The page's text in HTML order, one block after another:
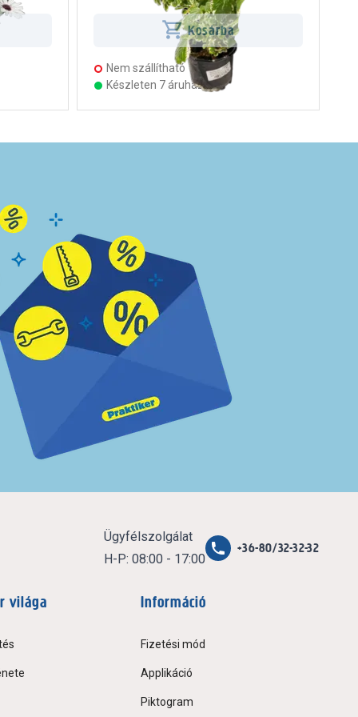
Kosárba
Nem szállítható
Készleten 7 áruházban
Ügyfélszolgálat
H-P: 08:00 - 17:00
+36-80/32-32-32
világa Információ
Fizetési mód
Applikáció
Piktogram